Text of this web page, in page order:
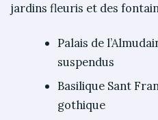
jardins fleuris et des
Palais de
suspendus
Basilique Sant
gothique